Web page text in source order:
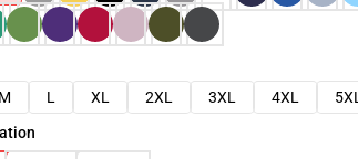
M L XL 2XL 3XL 4XL
5XL